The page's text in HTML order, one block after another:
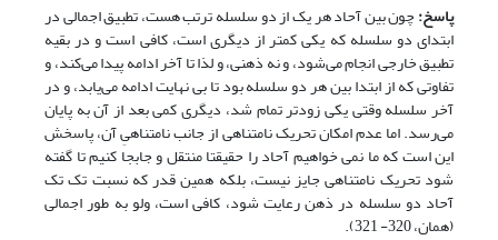
پاسخ:چون بین آحاد هر یک از دو سلسله ترتب هست، تطبیق اجمالی در
ابتدای دو سلسله که یکی کمتر از دیگری است، کافی است و در بقیه
تطبیق خارجی انجام می‌شود، و نه ذهنی، و لذا تا آخر ادامه پیدا می‌کند، و
تفاوتی که از ابتدا بین هر دو سلسله بود تا بی نهایت ادامه می‌یابد، و در
آخر سلسله وقتی یکی زودتر تمام شد، دیگری کمی بعد از آن به پایان
می‌رسد. اما عدم امکان تحریک نامتناهی از جانب نامتناهیِ آن، پاسخش
این است که ما نمی خواهیم آحاد را حقیقتا منتقل و جابجا کنیم تا گفته
شود تحریک نامتناهی جایز نیست، بلکه همین قدر که نسبت تک تک
آحاد دو سلسله در ذهن رعایت شود، کافی است، ولو به طور اجمالی
(همان، 320- 321).